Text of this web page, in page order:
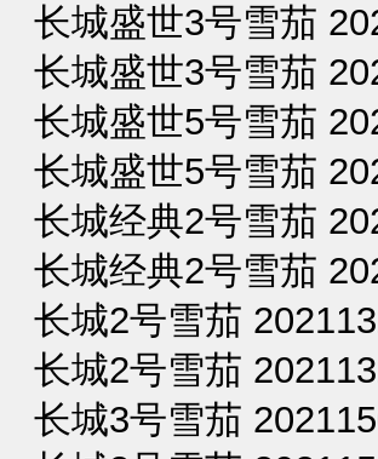
长城盛世3号雪茄
长城盛世3号雪茄
长城盛世5号雪茄
长城盛世5号雪茄
长城经典2号雪茄
长城经典2号雪茄
长城2号雪茄
长城2号雪茄
长城3号雪茄